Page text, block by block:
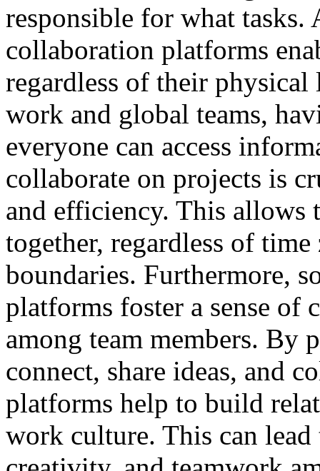
responsible for what
collaboration platforms
regardless of their
work and global teams,
everyone can access
collaborate on projects is
and efficiency. This allows
together, regardless of
boundaries. Furthermore,
platforms foster a sense of
among team members. By
connect, share ideas, and
platforms help to build
work culture. This can